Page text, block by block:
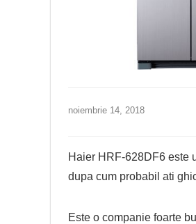
noiembrie 14, 2018
Haier HRF-628DF6 este
dupa cum probabil ati
Este o companie foarte